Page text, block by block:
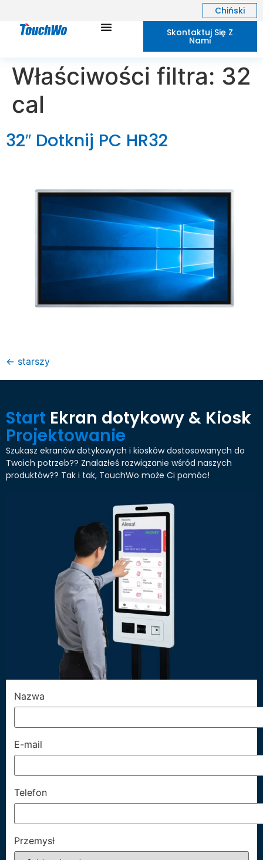
Chiński
Skontaktuj Się Z
Nami
Właściwości filtra: 32
cal
32″ Dotknij PC HR32
← starszy
Start Ekran dotykowy & Kiosk
Projektowanie
Szukasz ekranów dotykowych i kiosków dostosowanych do
Twoich potrzeb?? Znalazłeś rozwiązanie wśród naszych
produktów?? Tak i tak, TouchWo może Ci pomóc!
Nazwa
E-mail
Telefon
Przemysł